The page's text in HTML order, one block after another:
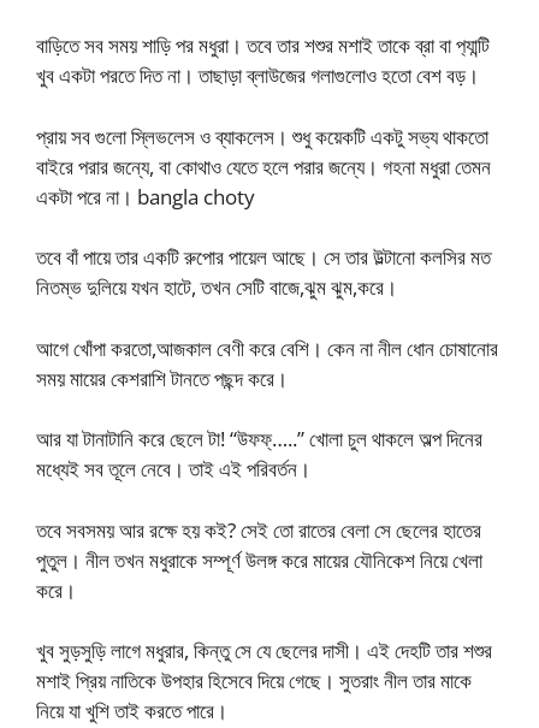
বাড়িতে সব সময় শাড়ি পর মধুরা। তবে তার শশুর মশাই তাকে ব্রা বা প‍্যান্টি
খুব একটা পরতে দিত না। তাছাড়া ব্লাউজের গলাগুলোও হতো বেশ বড়।
প্রায় সব গুলো স্লিভলেস ও ব্যাকলেস। শুধু কয়েকটি একটু সভ্য থাকতো
বাইরে পরার জন্যে, বা কোথাও যেতে হলে পরার জন্যে। গহনা মধুরা তেমন
একটা পরে না। bangla choty
তবে বাঁ পায়ে তার একটি রুপোর পায়েল আছে। সে তার উল্টানো কলসির মত
নিতম্ভ দুলিয়ে যখন হাটে, তখন সেটি বাজে,ঝুম ঝুম,করে।
আগে খোঁপা করতো,আজকাল বেণী করে বেশি। কেন না নীল ধোন চোষানোর
সময় মায়ের কেশরাশি টানতে পছন্দ করে।
আর যা টানাটানি করে ছেলে টা! “উফফ্…..” খোলা চুল থাকলে অল্প দিনের
মধ্যেই সব তূলে নেবে। তাই এই পরিবর্তন।
তবে সবসময় আর রক্ষে হয় কই? সেই তো রাতের বেলা সে ছেলের হাতের
পুতুল। নীল তখন মধুরাকে সম্পূর্ণ উলঙ্গ করে মায়ের যৌনিকেশ নিয়ে খেলা
করে।
খুব সুড়সুড়ি লাগে মধুরার, কিন্তু সে যে ছেলের দাসী। এই দেহটি তার শশুর
মশাই প্রিয় নাতিকে উপহার হিসেবে দিয়ে গেছে। সুতরাং নীল তার মাকে
নিয়ে যা খুশি তাই করতে পারে।